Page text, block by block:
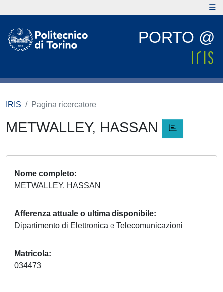
PORTO @
IRIS Pagina ricercatore
METWALLEY, HASSAN
Nome completo
METWALLEY, HASSAN
Afferenza attuale o ultima disponibile
Dipartimento di Elettronica e Telecomunicazioni
Matricola
034473